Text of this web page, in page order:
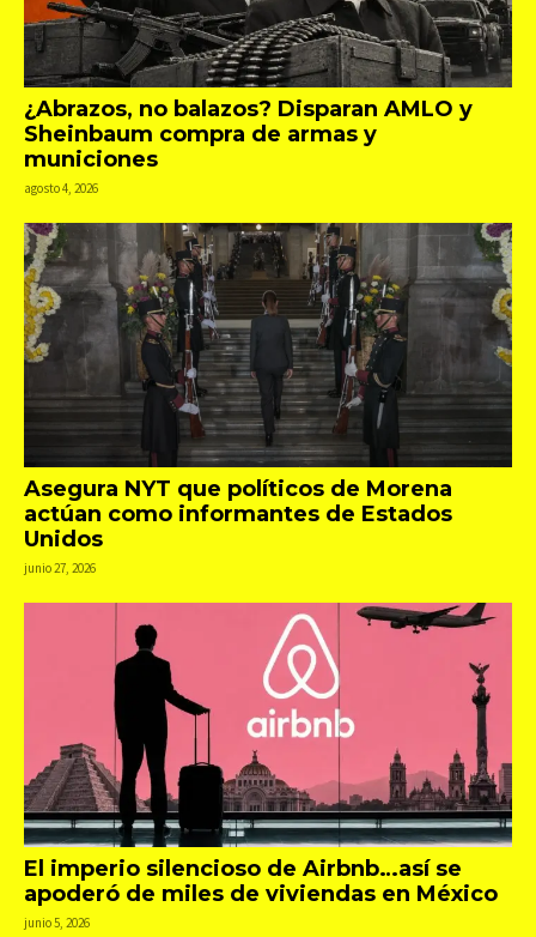
¿Abrazos, no balazos? Disparan AMLO y
Sheinbaum compra de armas y
municiones
agosto 4, 2026
Asegura NYT que políticos de Morena
actúan como informantes de Estados
Unidos
junio 27, 2026
El imperio silencioso de Airbnb…así se
apoderó de miles de viviendas en México
junio 5, 2026